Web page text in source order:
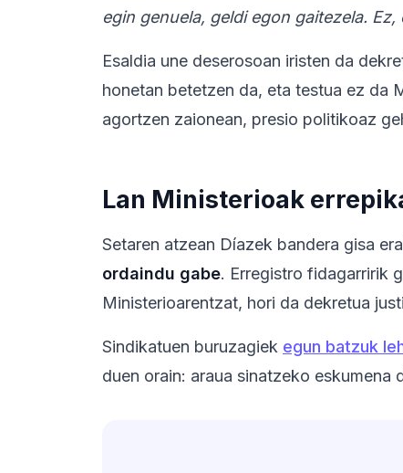
egin genuela, geldi egon gaitezela.
Esaldia une deserosoan iristen da
honetan betetzen da, eta testua ez da
agortzen zaionean, presio politikoaz
Lan Ministerioak
Setaren atzean Díazek bandera gisa
ordaindu gabe. Erregistro fidagarririk
Ministerioarentzat, hori da dekretua
Sindikatuen buruzagiek egun batzuk
duen orain: araua sinatzeko eskumena